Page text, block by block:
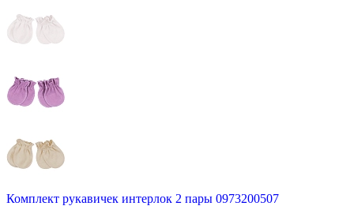
Комплект рукавичек интерлок 2 пары 0973200507